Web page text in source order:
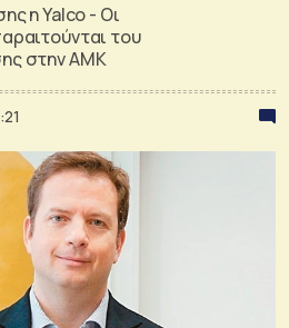
η Yalco - Οι
του
στην ΑΜΚ